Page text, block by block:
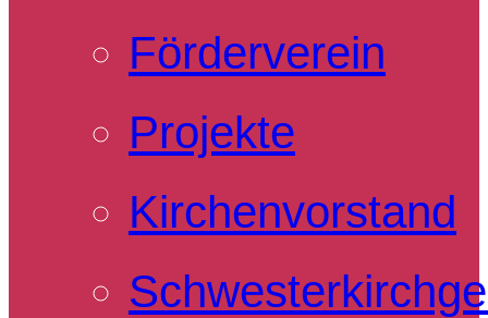
Förderverein
Projekte
Kirchenvorstand